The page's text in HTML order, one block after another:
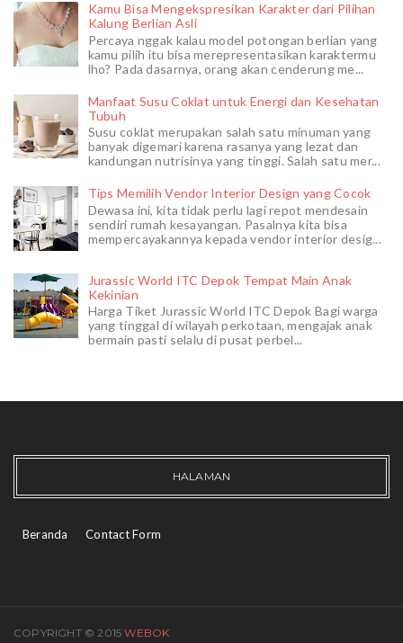
Kamu Bisa Mengekspresikan Karakter dari Pilihan
Kalung Berlian Asli
Percaya nggak kalau model potongan berlian yang
kamu pilih itu bisa merepresentasikan karaktermu
lho? Pada dasarnya, orang akan cenderung me...
Manfaat Susu Coklat untuk Energi dan Kesehatan
Tubuh
Susu coklat merupakan salah satu minuman yang
banyak digemari karena rasanya yang lezat dan
kandungan nutrisinya yang tinggi. Salah satu mer...
Tips Memilih Vendor Interior Design yang Cocok
Dewasa ini, kita tidak perlu lagi repot mendesain
sendiri rumah kesayangan. Pasalnya kita bisa
mempercayakannya kepada vendor interior desig...
Jurassic World ITC Depok Tempat Main Anak
Kekinian
Harga Tiket Jurassic World ITC Depok Bagi warga
yang tinggal di wilayah perkotaan, mengajak anak
bermain pasti selalu di pusat perbel...
HALAMAN
Beranda Contact Form
COPYRIGHT © 2015WEBOK